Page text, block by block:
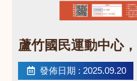
蘆竹國民運動中心
發佈日期 : 2025.09.20